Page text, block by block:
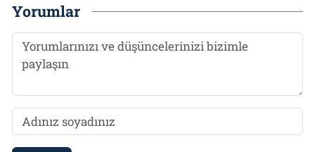
Yorumlar